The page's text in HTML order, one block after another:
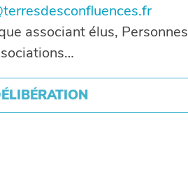
associant élus, Personnes